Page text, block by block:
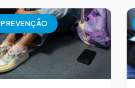
PREVENÇÃO